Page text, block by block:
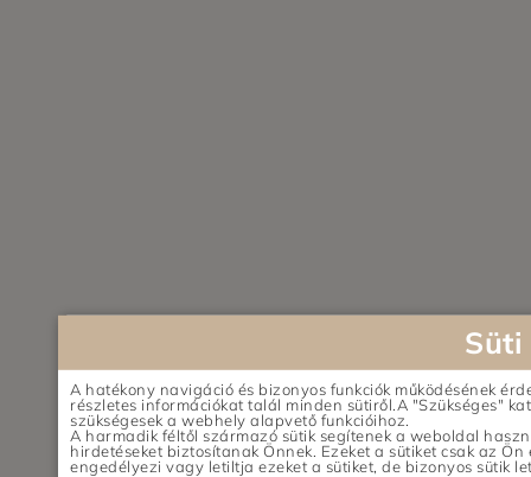
A hatékony navigáció és bizonyos funkciók működésének
részletes információkat talál minden sütiről.A "Szükséges"
szükségesek a webhely alapvető funkcióihoz.
A harmadik féltől származó sütik segítenek a weboldal
hirdetéseket biztosítanak Önnek. Ezeket a sütiket csak az
engedélyezi vagy letiltja ezeket a sütiket, de bizonyos sütik